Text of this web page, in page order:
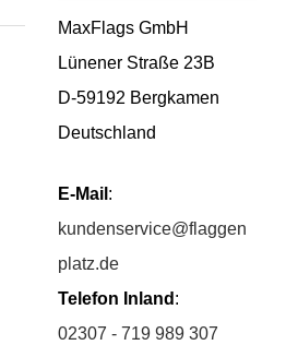
MaxFlags GmbH
Lünener Straße 23B
D-59192 Bergkamen
Deutschland
E-Mail :
kundenservice@flaggen
platz.de
Telefon Inland :
02307 - 719 989 307